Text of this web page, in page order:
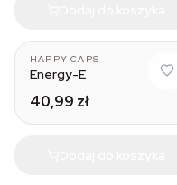
HAPPY CAPS
Energy-E
40,99 zł